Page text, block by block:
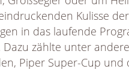
Kulisse
in das laufende
zählte unter
Piper Super-Cup